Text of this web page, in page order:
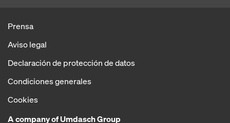
Prensa
Aviso legal
Declaración de protección de datos
Condiciones generales
Cookies
A company of Umdasch Group